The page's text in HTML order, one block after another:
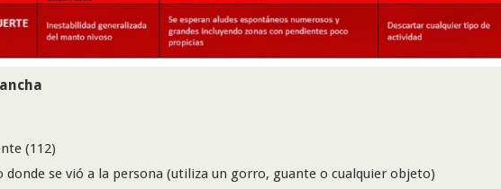
(112)
se vió a la persona (utiliza un gorro, guante o cualquier objeto)